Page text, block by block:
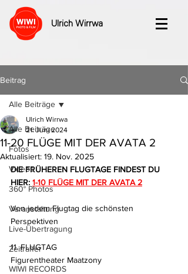
Ulrich Wirrwa
Beitrag
Alle Beiträge
Fotos
Videos
360° Photos
Veranstaltung
Live-Übertragung
Zeitraffer
WIWI RECORDS
Alle Beiträge
11-20 FLÜGE MIT DER AVATA 2
Ulrich Wirrwa
21. Juni 2024
Aktualisiert: 19. Nov. 2025
DIE FRÜHEREN FLUGTAGE FINDEST DU
HIER: 1-10 FLÜGE MIT DER AVATA 2
Von jedem Flugtag die schönsten
Perspektiven
11. FLUGTAG
Figurentheater Maatzony